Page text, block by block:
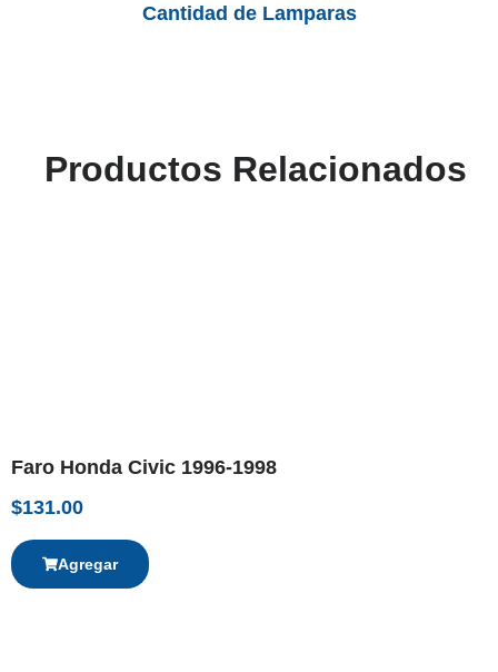
Cantidad de Lamparas
Productos Relacionados
Faro Honda Civic 1996-1998
$131.00
Agregar